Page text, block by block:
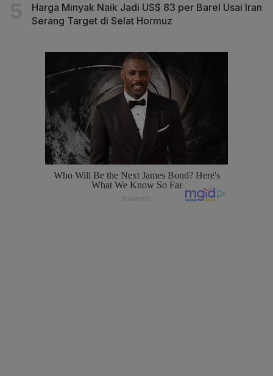
Harga Minyak Naik Jadi US$ 83 per Barel Usai Iran
Serang Target di Selat Hormuz